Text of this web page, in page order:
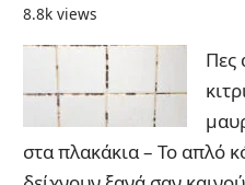
8.8k views
Πες
στα πλακάκια – Το απλό